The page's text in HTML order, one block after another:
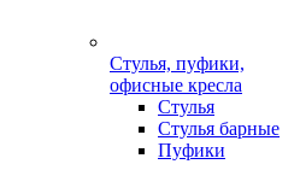
Стулья, пуфики,
офисные кресла
Стулья
Стулья барные
Пуфики